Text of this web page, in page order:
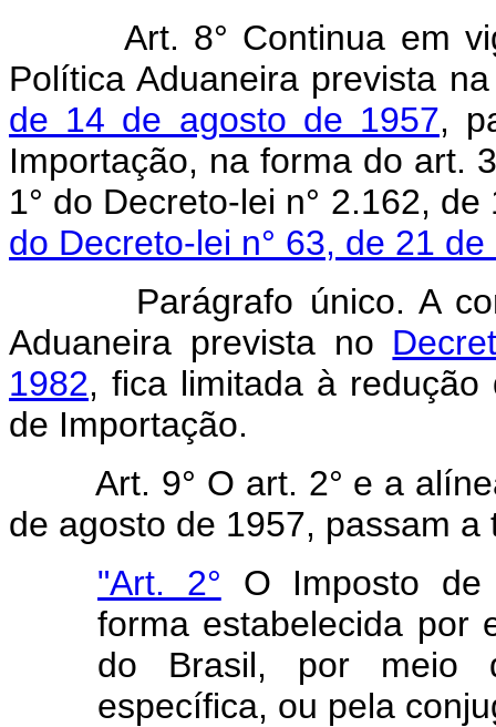
Art. 8° Continua em
Política Aduaneira prevista
de 14 de agosto de 1957,
Importação, na forma do art.
1° do Decreto-lei n° 2.162,
do Decreto-lei n° 63, de 21
Parágrafo único. A
Aduaneira prevista no
1982, fica limitada à
de Importação.
Art. 9° O art. 2° e a
de agosto de 1957, passam
"Art. 2° O Imposto de
forma estabelecida por
do Brasil, por meio
específica, ou pela